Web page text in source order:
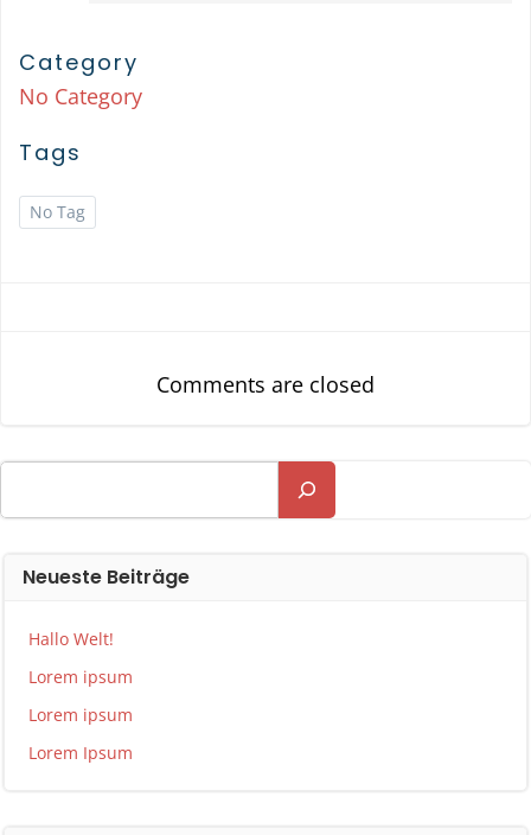
Category
No Category
Tags
No Tag
Comments are closed
Neueste Beiträge
Hallo Welt!
Lorem ipsum
Lorem ipsum
Lorem Ipsum